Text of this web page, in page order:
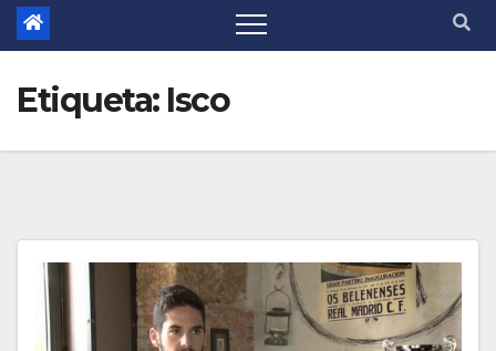
Etiqueta: Isco